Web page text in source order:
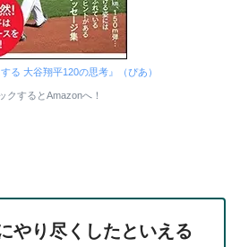
る 大谷翔平120の思考』（ぴあ）
クするとAmazonへ！
やり尽くしたといえる